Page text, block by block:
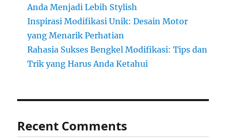
Anda Menjadi Lebih Stylish
Inspirasi Modifikasi Unik: Desain Motor
yang Menarik Perhatian
Rahasia Sukses Bengkel Modifikasi: Tips dan
Trik yang Harus Anda Ketahui
Recent Comments